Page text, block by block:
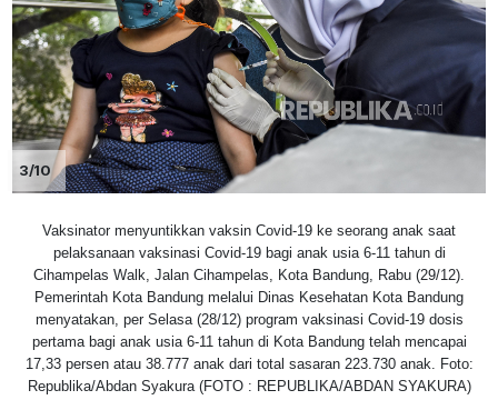
3/10
Vaksinator menyuntikkan vaksin Covid-19 ke seorang anak saat
pelaksanaan vaksinasi Covid-19 bagi anak usia 6-11 tahun di
Cihampelas Walk, Jalan Cihampelas, Kota Bandung, Rabu (29/12).
Pemerintah Kota Bandung melalui Dinas Kesehatan Kota Bandung
menyatakan, per Selasa (28/12) program vaksinasi Covid-19 dosis
pertama bagi anak usia 6-11 tahun di Kota Bandung telah mencapai
17,33 persen atau 38.777 anak dari total sasaran 223.730 anak. Foto:
Republika/Abdan Syakura (FOTO : REPUBLIKA/ABDAN SYAKURA)